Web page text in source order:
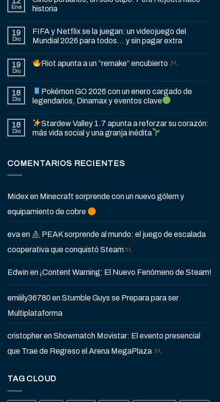
Ene
historia
19
Dic
FIFA y Netflix se la juegan: un videojuego del
Mundial 2026 para todos… y sin pagar extra
19
Dic
Riot apunta a un “remake” encubierto
18
Dic
Pokémon GO 2026 con un enero cargado de
legendarios, Dinamax y eventos clave
18
Dic
Stardew Valley 1.7 apunta a reforzar su corazón:
más vida social y una granja inédita
COMENTARIOS RECIENTES
Midexen Minecraft sorprende con un nuevo gólem y
equipamiento de cobre
evaen
PEAK sorprende al mundo: el juego de escalada
cooperativa que conquistó Steam
Edwinen ¡Content Warning: El Nuevo Fenómeno de Steam!
emiiily36780enStumble Guys se Prepara para ser
Multiplataforma
cristopherenShowmatch Movistar: El evento presencial
que Trae de Regreso el Arena MegaPlaza
TAG CLOUD